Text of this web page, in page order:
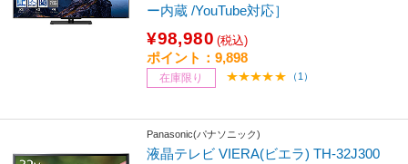
ー内蔵 /YouTube対応］
¥98,980 (税込)
ポイント：9,898
在庫限り （1）
Panasonic(パナソニック)
液晶テレビ VIERA(ビエラ) TH-32J300